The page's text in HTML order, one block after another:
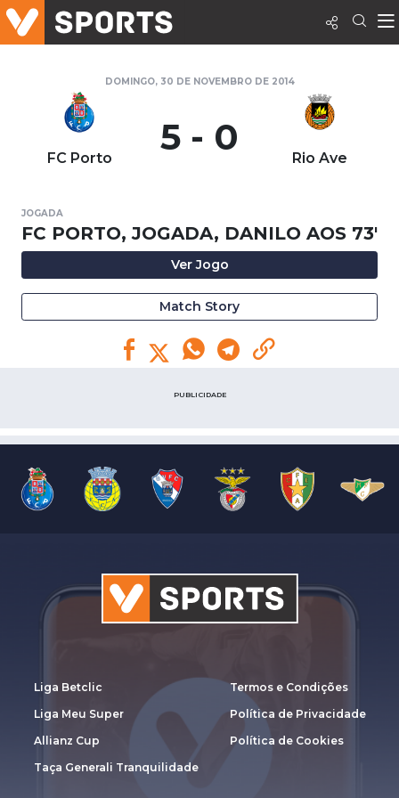
DOMINGO, 30 DE NOVEMBRO DE 2014
FC Porto 5 - 0 Rio Ave
JOGADA
FC PORTO, JOGADA, DANILO AOS 73'
Ver Jogo
Match Story
PUBLICIDADE
Liga Betclic
Liga Meu Super
Allianz Cup
Taça Generali Tranquilidade
Termos e Condições
Política de Privacidade
Política de Cookies